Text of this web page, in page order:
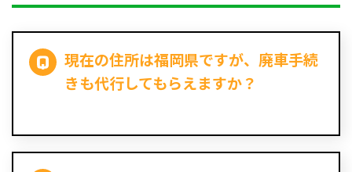
現在の住所は福岡県ですが、廃車手続
きも代行してもらえますか？